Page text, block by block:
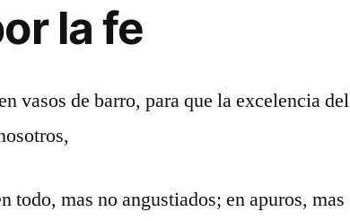
la fe
vasos de barro, para que la excelencia del
todo, mas no angustiados; en apuros, mas